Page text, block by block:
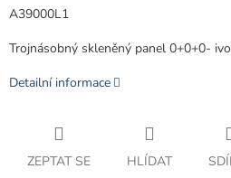
A39000L1
Trojnásobný skleněný panel 0+0+0-
Detailní informace
ZEPTAT SE HLÍDAT